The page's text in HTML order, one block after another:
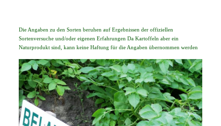
Die Angaben zu den Sorten beruhen auf Ergebnissen der offiziellen
Sortenversuche und/oder eigenen Erfahrungen Da Kartoffeln aber ein
Naturprodukt sind, kann keine Haftung für die Angaben übernommen werden